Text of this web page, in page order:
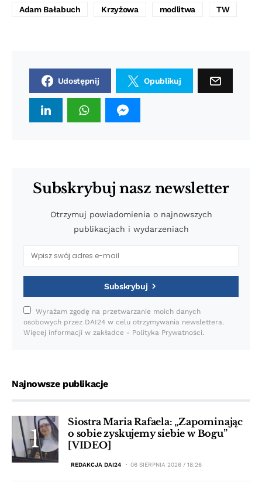
Adam Bałabuch Krzyżowa modlitwa TW
Udostępnij Opublikuj
Subskrybuj nasz newsletter
Otrzymuj powiadomienia o najnowszych
publikacjach i wydarzeniach
Subskrybuj
Wyrażam zgodę na przetwarzanie moich danych
osobowych przez DAI24 w celu otrzymywania newslettera.
Więcej informacji w zakładce - Polityka Prywatności.
Najnowsze publikacje
Siostra Maria Rafaela: „Zapominając
o sobie zyskujemy siebie w Bogu”
[VIDEO]
REDAKCJA DAI24 06 SIERPNIA 2026 / 18:26